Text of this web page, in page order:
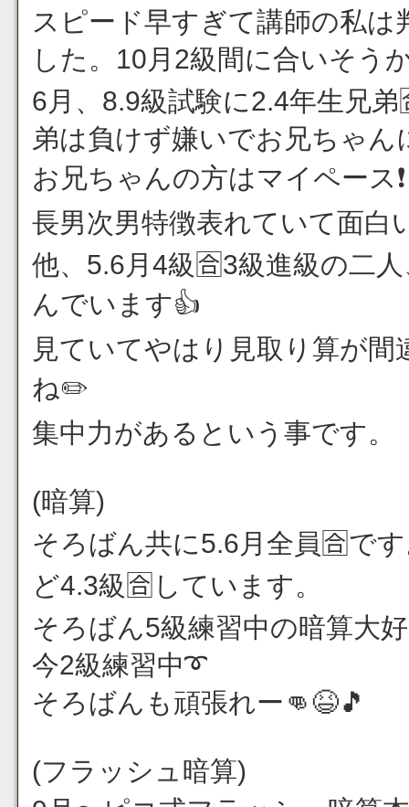
スピード早すぎて講師の私
した。10月2級間に合いそう
6月、8.9級試験に2.4年生兄
弟は負けず嫌いでお兄ちゃ
お兄ちゃんの方はマイペース❗
長男次男特徴表れていて面白
他、5.6月4級🈴3級進級の二
んでいます👍
見ていてやはり見取り算が
ね✏️
集中力があるという事です。
(暗算)
そろばん共に5.6月全員🈴で
ど4.3級🈴しています。
そろばん5級練習中の暗算大
今2級練習中➰
そろばんも頑張れー👊😆🎵
(フラッシュ暗算)